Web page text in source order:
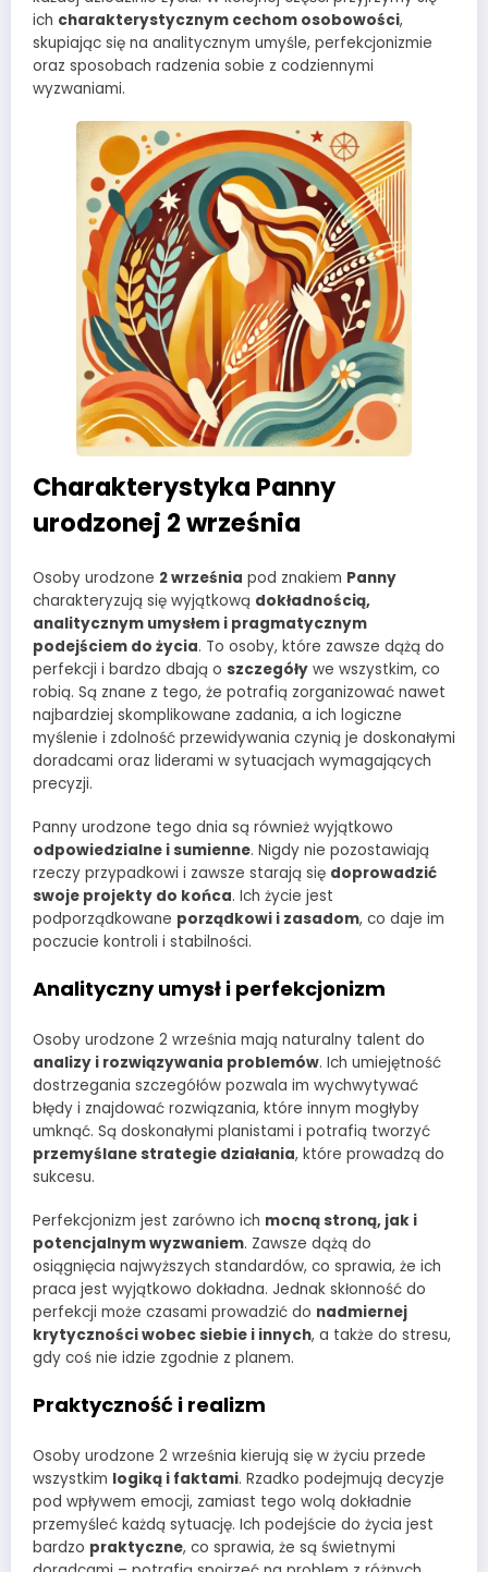
ich charakterystycznym cechom osobowości,
skupiając się na analitycznym umyśle, perfekcjonizmie
oraz sposobach radzenia sobie z codziennymi
wyzwaniami.
Charakterystyka Panny
urodzonej 2 września
Osoby urodzone 2 września pod znakiem Panny
charakteryzują się wyjątkową dokładnością,
analitycznym umysłem i pragmatycznym
podejściem do życia. To osoby, które zawsze dążą do
perfekcji i bardzo dbają o szczegóły we wszystkim, co
robią. Są znane z tego, że potrafią zorganizować nawet
najbardziej skomplikowane zadania, a ich logiczne
myślenie i zdolność przewidywania czynią je doskonałymi
doradcami oraz liderami w sytuacjach wymagających
precyzji.
Panny urodzone tego dnia są również wyjątkowo
odpowiedzialne i sumienne. Nigdy nie pozostawiają
rzeczy przypadkowi i zawsze starają się doprowadzić
swoje projekty do końca. Ich życie jest
podporządkowane porządkowi i zasadom, co daje im
poczucie kontroli i stabilności.
Analityczny umysł i perfekcjonizm
Osoby urodzone 2 września mają naturalny talent do
analizy i rozwiązywania problemów. Ich umiejętność
dostrzegania szczegółów pozwala im wychwytywać
błędy i znajdować rozwiązania, które innym mogłyby
umknąć. Są doskonałymi planistami i potrafią tworzyć
przemyślane strategie działania, które prowadzą do
sukcesu.
Perfekcjonizm jest zarówno ich mocną stroną, jak i
potencjalnym wyzwaniem. Zawsze dążą do
osiągnięcia najwyższych standardów, co sprawia, że ich
praca jest wyjątkowo dokładna. Jednak skłonność do
perfekcji może czasami prowadzić do nadmiernej
krytyczności wobec siebie i innych, a także do stresu,
gdy coś nie idzie zgodnie z planem.
Praktyczność i realizm
Osoby urodzone 2 września kierują się w życiu przede
wszystkim logiką i faktami. Rzadko podejmują decyzje
pod wpływem emocji, zamiast tego wolą dokładnie
przemyśleć każdą sytuację. Ich podejście do życia jest
bardzo praktyczne, co sprawia, że są świetnymi